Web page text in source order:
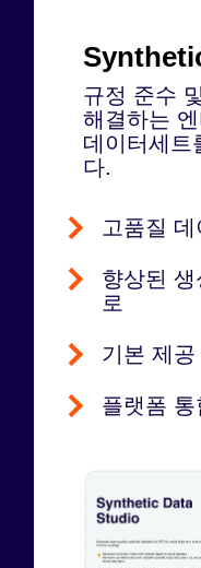
규정 준수
해결하는
데이터세트
다.
고품질 데
향상된
로
기본 제
플랫폼 통